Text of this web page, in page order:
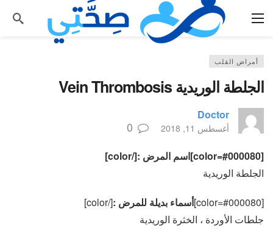
أمراض القلب
الجلطة الوريدية Vein Thrombosis
Doctor
أغسطس 11, 2018 0
[color=#000080]اسم المرض :[/color]
الجلطة الوريدية
[color=#000080] أسماء بديلة للمرض :[/color]
جلطات الأوردة ، الخثرة الوريدية